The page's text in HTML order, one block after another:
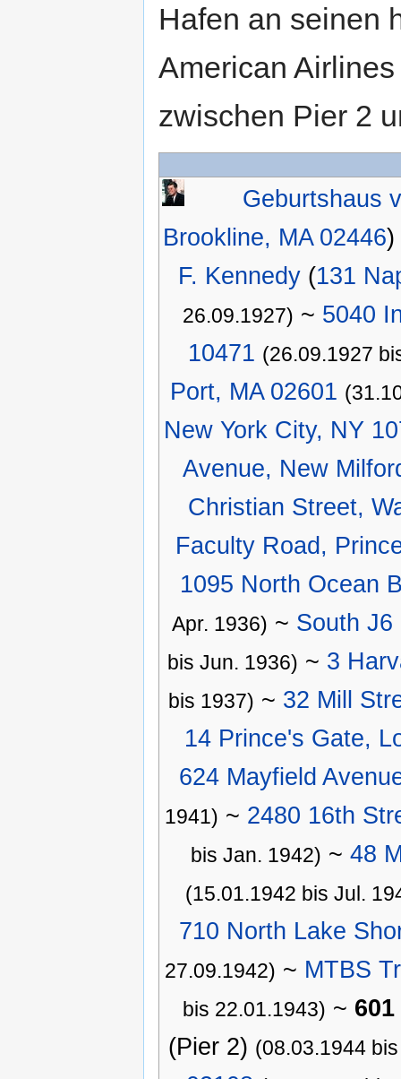
Hafen an seinen
American
zwischen Pier 2
Geburtshaus
Brookline, MA 02446)
F. Kennedy(131
26.09.1927) ~ 5040
10471 (26.09.1927
Port, MA 02601
New York City, NY
Avenue, New
Christian Street,
Faculty Road,
1095 North Ocean
Apr. 1936) ~ South J6
bis Jun. 1936) ~ 3
bis 1937) ~ 32 Mill
14 Prince's Gate,
624 Mayfield
1941) ~ 2480 16th
bis Jan. 1942) ~ 48
(15.01.1942 bis Jul.
710 North Lake
27.09.1942) ~ MTBS
bis 22.01.1943) ~
(Pier 2) (08.03.1944